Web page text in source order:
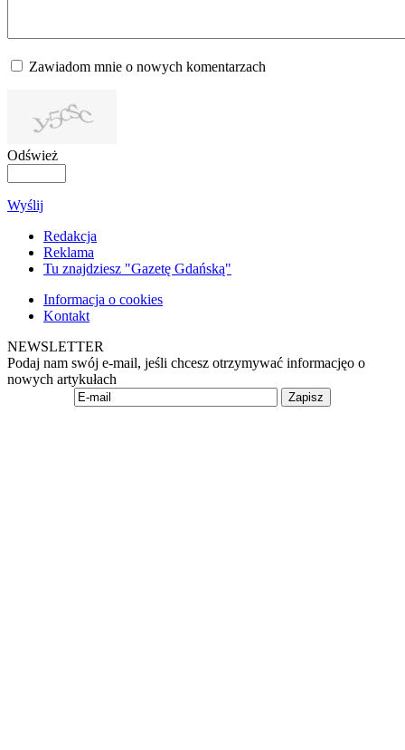
Zawiadom mnie o nowych komentarzach
Odśwież
Wyślij
Redakcja
Reklama
Tu znajdziesz "Gazetę Gdańską"
Informacja o cookies
Kontakt
NEWSLETTER
Podaj nam swój e-mail, jeśli chcesz otrzymywać informacjęo o
nowych artykułach
Zapisz